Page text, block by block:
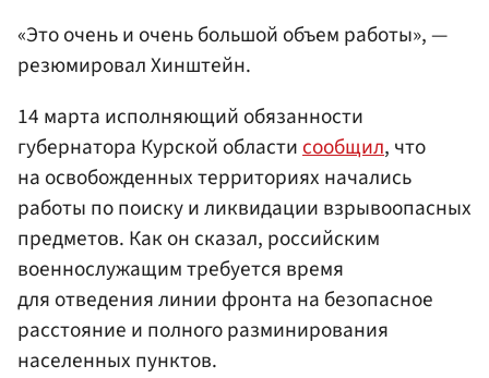
«Это очень и очень большой объем работы», —
резюмировал Хинштейн.
14 марта исполняющий обязанности
губернатора Курской областисообщил, что
на освобожденных территориях начались
работы по поиску и ликвидации взрывоопасных
предметов. Как он сказал, российским
военнослужащим требуется время
для отведения линии фронта на безопасное
расстояние и полного разминирования
населенных пунктов.